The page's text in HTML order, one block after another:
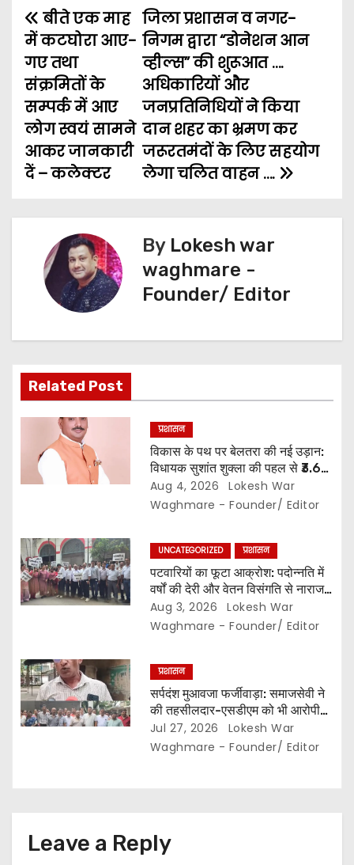
e
b
o
o
k
t
t
e
r
i
l
t
s
A
p
p
s
e
n
g
e
r
e
g
r
a
m
r
e
P
o
s
t
n
v
i
o
n
जिला प्रशासन व नगर-
निगम द्वारा “डोनेशन आन
व्हील्स” की शुरूआत ….
अधिकारियों और
जनप्रतिनिधियों ने किया
दान शहर का भ्रमण कर
जरूरतमंदों के लिए सहयोग
लेगा चलित वाहन ….
बीते एक माह
में कटघोरा आए-
गए तथा
संक्रमितों के
सम्पर्क में आए
लोग स्वयं सामने
आकर जानकारी
दें – कलेक्टर
By Lokesh war
waghmare -
Founder/ Editor
Related Post
प्रशासन
विकास के पथ पर बेलतरा की नई उड़ान:
विधायक सुशांत शुक्ला की पहल से ₹3.61
करोड़ के विकास कार्यों की मिली सौगात…
10 गांवों में बनेंगे सामुदायिक भवन,, 11
Aug 4, 2026
Lokesh War
Waghmare - Founder/ Editor
UNCATEGORIZED प्रशासन
पटवारियों का फूटा आक्रोश: पदोन्नति में
वर्षों की देरी और वेतन विसंगति से नाराज,,
संघ ने कलेक्टर से की तत्काल कार्रवाई की
मांग…
Aug 3, 2026
Lokesh War
Waghmare - Founder/ Editor
प्रशासन
सर्पदंश मुआवजा फर्जीवाड़ा: समाजसेवी ने
की तहसीलदार-एसडीएम को भी आरोपी
बनाने की मांग… इधर लिपिकों की गिरफ्तारी
से नाराज राजस्व लिपिक संघ ने खोला
Jul 27, 2026
Lokesh War
Waghmare - Founder/ Editor
Leave a Reply